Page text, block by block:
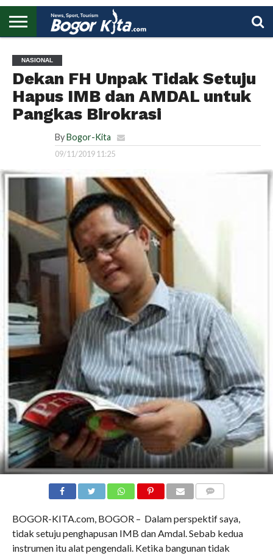
UTAMA
NASIONAL
Dekan FH Unpak Tidak Setuju
Hapus IMB dan AMDAL untuk
Pangkas Birokrasi
By Bogor-Kita
09/11/2019 11:25
BOGOR-KITA.com, BOGOR – Dalam perspektif saya,
tidak setuju penghapusan IMB dan Amdal. Sebab kedua
instrumen itu alat pengendali. Ketika bangunan tidak